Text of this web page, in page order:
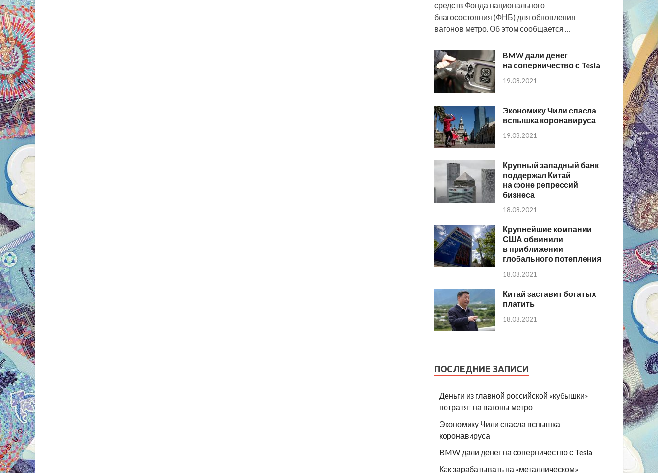
средств Фонда национального
благосостояния (ФНБ) для обновления
вагонов метро. Об этом сообщается …
BMW дали денег
на соперничество с Tesla
19.08.2021
Экономику Чили спасла
вспышка коронавируса
19.08.2021
Крупный западный банк
поддержал Китай
на фоне репрессий
бизнеса
18.08.2021
Крупнейшие компании
США обвинили
в приближении
глобального потепления
18.08.2021
Китай заставит богатых
платить
18.08.2021
ПОСЛЕДНИЕ ЗАПИСИ
Деньги из главной российской «кубышки»
потратят на вагоны метро
Экономику Чили спасла вспышка
коронавируса
BMW дали денег на соперничество с Tesla
Как зарабатывать на «металлическом»